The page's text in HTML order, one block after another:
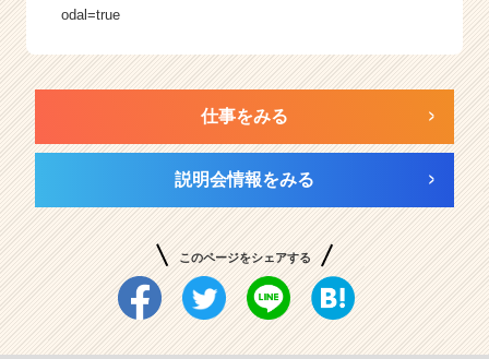
odal=true
仕事をみる
説明会情報をみる
このページをシェアする